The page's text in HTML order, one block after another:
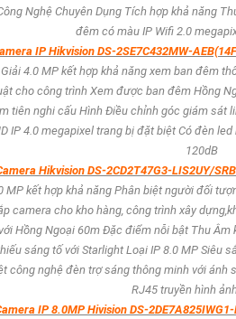
Nghệ Chuyên Dụng Tích hợp khả năng
đêm có màu IP Wifi 2.0
IP Hikvision DS-2SE7C432MW-
Giải 4.0 MP kết hợp khả năng xem ban đêm
cho công trình Xem được ban đêm Hồng
tiên nghi cấu Hình Điều chỉnh góc giám sát
IP 4.0 megapixel trang bị đặt biệt Có đèn
120dB
Hikvision DS-2CD2T47G3-LIS2UY/
MP kết hợp khả năng Phân biệt người đối
camera cho kho hàng, công trình xây
Hồng Ngoại 60m Đặc điểm nỗi bật Thu Âm
sáng tố với Starlight Loại IP 8.0 MP Siêu
công nghệ đèn trợ sáng thông minh với ánh
RJ45 truyền hình
IP 8.0MP Hivision DS-2DE7A825IWG1-